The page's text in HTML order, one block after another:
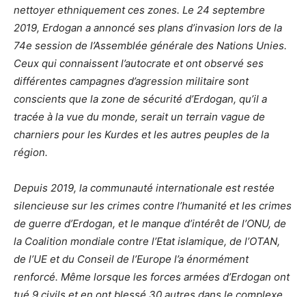
nettoyer ethniquement ces zones. Le 24 septembre
2019, Erdogan a annoncé ses plans d’invasion lors de la
74e session de l’Assemblée générale des Nations Unies.
Ceux qui connaissent l’autocrate et ont observé ses
différentes campagnes d’agression militaire sont
conscients que la zone de sécurité d’Erdogan, qu’il a
tracée à la vue du monde, serait un terrain vague de
charniers pour les Kurdes et les autres peuples de la
région.
Depuis 2019, la communauté internationale est restée
silencieuse sur les crimes contre l’humanité et les crimes
de guerre d’Erdogan, et le manque d’intérêt de l’ONU, de
la Coalition mondiale contre l’Etat islamique, de l’OTAN,
de l’UE et du Conseil de l’Europe l’a énormément
renforcé. Même lorsque les forces armées d’Erdogan ont